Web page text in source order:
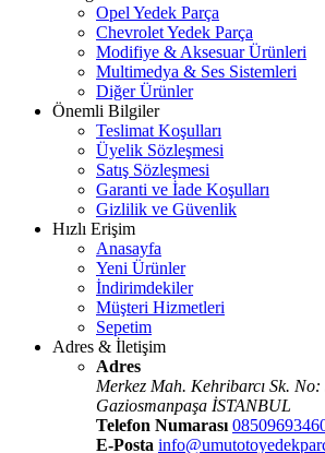
Opel Yedek Parça
Chevrolet Yedek Parça
Modifiye & Aksesuar Ürünleri
Multimedya & Ses Sistemleri
Diğer Ürünler
Önemli Bilgiler
Teslimat Koşulları
Üyelik Sözleşmesi
Satış Sözleşmesi
Garanti ve İade Koşulları
Gizlilik ve Güvenlik
Hızlı Erişim
Anasayfa
Yeni Ürünler
İndirimdekiler
Müşteri Hizmetleri
Sepetim
Adres & İletişim
Adres
Merkez Mah. Kehribarcı Sk.
Gaziosmanpaşa İSTANBUL
Telefon Numarası
E-Posta